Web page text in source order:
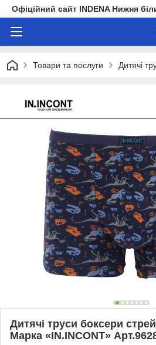
Офіційний сайт INDENA Нижня
Товари та послуги Дитячі
Дитячі труси боксери
Марка «IN.INCONT»